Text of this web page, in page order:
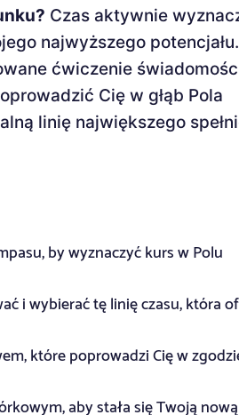
Czas aktywnie
najwyższego
ćwiczenie
Cię w głąb Pola
linię największego
by wyznaczyć kurs w Polu
i wybierać tę linię czasu, która
które poprowadzi Cię w
aby stała się Twoją nową